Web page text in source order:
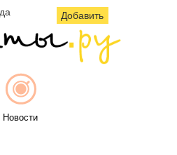
Добавить
Новости